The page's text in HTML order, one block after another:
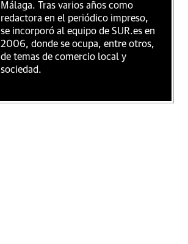
Málaga. Tras varios años como
redactora en el periódico impreso,
se incorporó al equipo de SUR.es en
2006, donde se ocupa, entre otros,
de temas de comercio local y
sociedad.